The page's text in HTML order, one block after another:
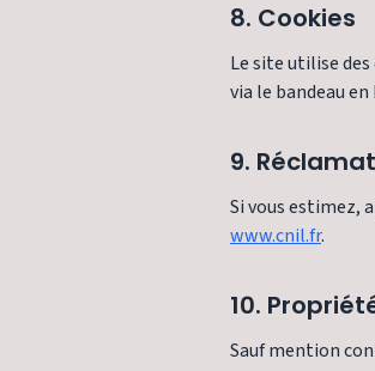
8. Cookies
Le site utilise
via le bandeau en
9.
Si vous estimez,
www.cnil.fr.
10.
Sauf mention